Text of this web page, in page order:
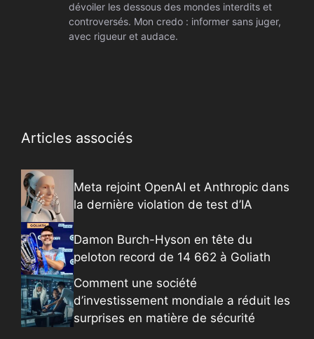
dévoiler les dessous des mondes interdits et
controversés. Mon credo : informer sans juger,
avec rigueur et audace.
Articles associés
Meta rejoint OpenAI et Anthropic dans
la dernière violation de test d’IA
Damon Burch-Hyson en tête du
peloton record de 14 662 à Goliath
Comment une société
d’investissement mondiale a réduit les
surprises en matière de sécurité